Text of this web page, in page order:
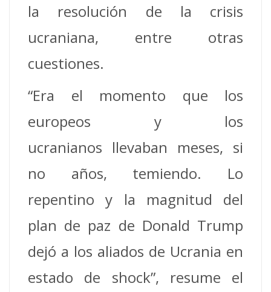
la resolución de la crisis
ucraniana, entre otras
cuestiones.
“Era el momento que los
europeos y los
ucranianos llevaban meses, si
no años, temiendo. Lo
repentino y la magnitud del
plan de paz de Donald Trump
dejó a los aliados de Ucrania en
estado de shock”, resume el